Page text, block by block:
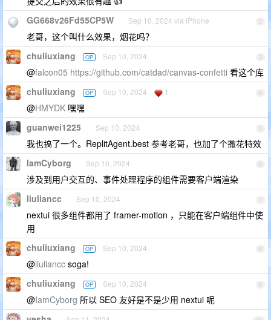
2
GG668v26Fd55CP5W Sep 10, 2024 via iPhone
老哥，这个叫什么效果，烟花吗？
3
chuliuxiang OP Sep 10, 2024
@falcon05 https://github.com/catdad/canvas-confetti 看这个库
4
chuliuxiang OP Sep 10, 2024 1
@HMYDK 嘿嘿
5
guanwei1225 Sep 10, 2024
我也搞了一个。ReplitAgent.best 参考老哥，也加了个撒花特效
6
IamCyborg Sep 10, 2024
涉及到用户交互的、事件处理程序的组件需要客户端渲染
7
liuliancc Sep 10, 2024
nextui 很多组件都用了 framer-motion ，只能在客户端组件中使
用
8
chuliuxiang OP Sep 10, 2024
@liuliancc soga!
9
chuliuxiang OP Sep 10, 2024
@IamCyborg 所以 SEO 友好是不是少用 nextui 呢